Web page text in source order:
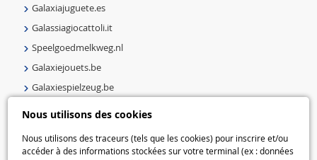
Nous utilisons des cookies
Nous utilisons des traceurs (tels que les cookies) pour inscrire et/ou
accéder à des informations stockées sur votre terminal (ex : données
Galaxiajuguete.es
Galassiagiocattoli.it
Speelgoedmelkweg.nl
Galaxiejouets.be
Galaxiespielzeug.be